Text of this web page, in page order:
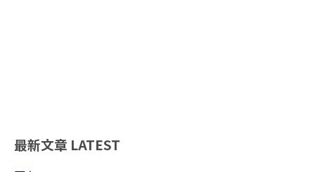
最新文章 LATEST